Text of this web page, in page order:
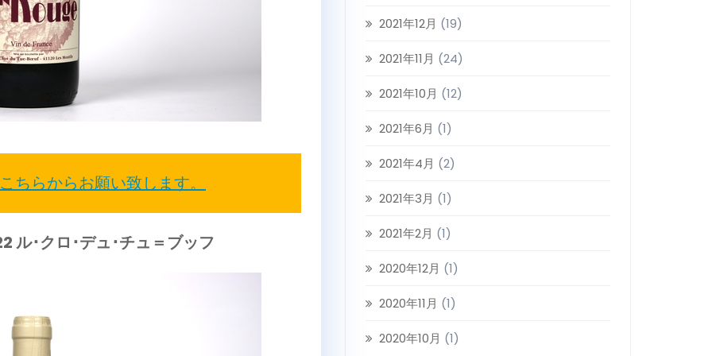
らからお願い致します。
ル･クロ･デュ･チュ＝ブッフ
2021年12月 (19)
2021年11月 (24)
2021年10月 (12)
2021年6月 (1)
2021年4月 (2)
2021年3月 (1)
2021年2月 (1)
2020年12月 (1)
2020年11月 (1)
2020年10月 (1)